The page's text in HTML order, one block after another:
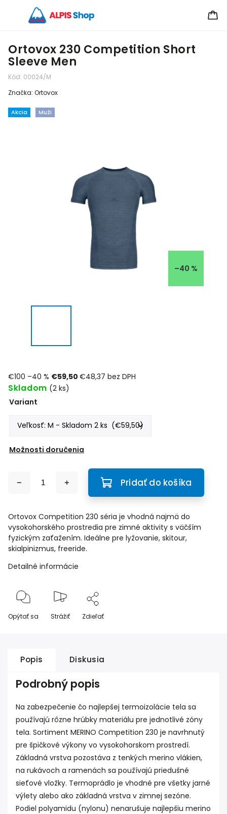
Ortovox 230 Competition Short
Sleeve Men
Kód: 00024/M
Akcia Muži
Značka: Ortovox
–40 %
€100 –40 % €59,50 €48,37 bez DPH
Skladom (2 ks)
Variant
Možnosti doručenia
Pridať do košíka
Ortovox Competition 230 séria je vhodná najmä do
vysokohorského prostredia pre zimné aktivity s väčším
fyzickým zaťažením. Ideálne pre lyžovanie, skitour,
skialpinizmus, freeride.
Detailné informácie
Opýtať sa Strážiť Zdieľať
Popis Diskusia
Podrobný popis
Na zabezpečenie čo najlepšej termoizolácie tela sa
používajú rôzne hrúbky materiálu pre jednotlivé zóny
tela. Sortiment MERINO Competition 230 je navrhnutý
pre špičkové výkony vo vysokohorskom prostredí.
Základná vrstva pozostáva z tenkých merino vlákien,
na rukávoch a ramenách sa používajú priedušné
sieťové vložky. Termoprádlo je vhodné pre všetky jarné
výlety alebo ako základná vrstva v zimnej sezóne.
Podiel polyamidu (nylonu) nenarušuje najlepšiu merino